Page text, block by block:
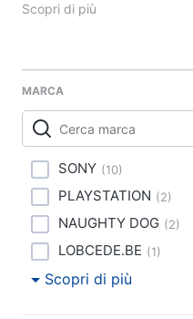
Smart home
Clima
Arredo
Brico e Giardinaggio
Salute e igiene
MARCA
SONY (10)
PLAYSTATION (2)
NAUGHTY DOG (2)
LOBCEDE.BE (1)
Scopri di più